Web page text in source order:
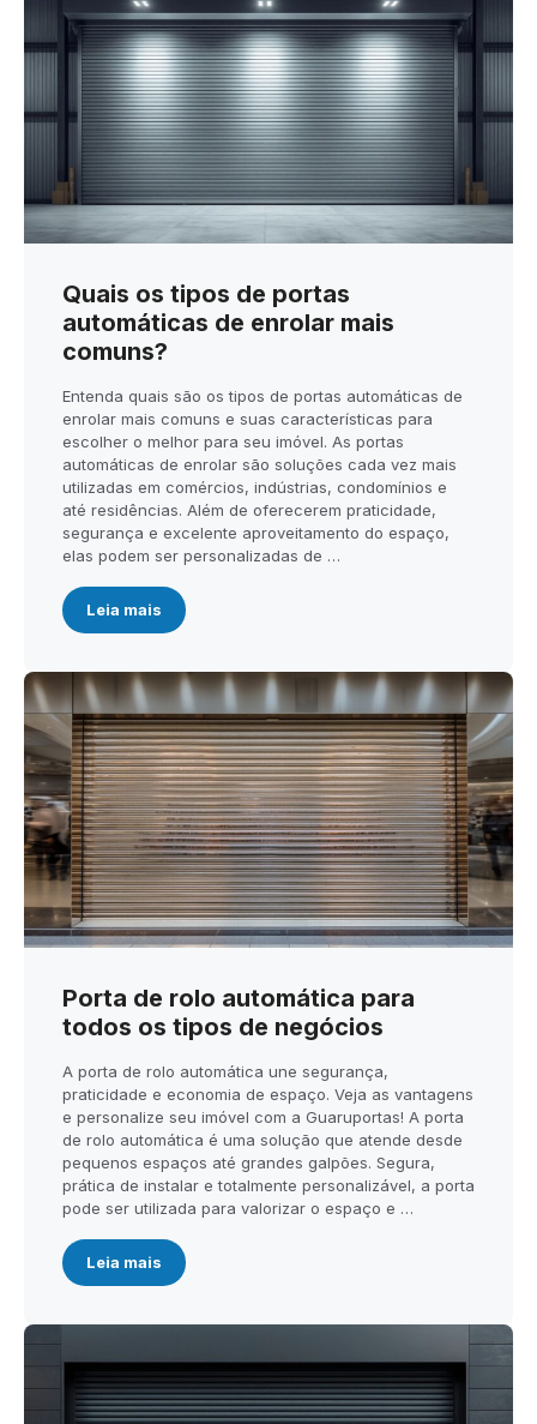
Quais os tipos de portas
automáticas de enrolar mais
comuns?
Entenda quais são os tipos de portas automáticas de
enrolar mais comuns e suas características para
escolher o melhor para seu imóvel. As portas
automáticas de enrolar são soluções cada vez mais
utilizadas em comércios, indústrias, condomínios e
até residências. Além de oferecerem praticidade,
segurança e excelente aproveitamento do espaço,
elas podem ser personalizadas de …
Leia mais
Porta de rolo automática para
todos os tipos de negócios
A porta de rolo automática une segurança,
praticidade e economia de espaço. Veja as vantagens
e personalize seu imóvel com a Guaruportas! A porta
de rolo automática é uma solução que atende desde
pequenos espaços até grandes galpões. Segura,
prática de instalar e totalmente personalizável, a porta
pode ser utilizada para valorizar o espaço e …
Leia mais